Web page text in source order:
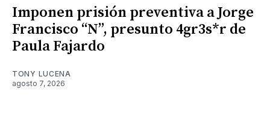
Imponen prisión preventiva a Jorge
Francisco “N”, presunto 4gr3s*r de
Paula Fajardo
TONY LUCENA
agosto 7, 2026